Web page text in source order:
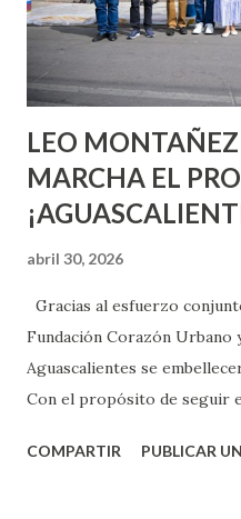
experimentarlo, pero como
experiencia te dirá,
son suficientemen...
LEO
MARCHA EL
abril 30, 2026
Gracias al esfuerzo
Fundación Corazón Urbano
Aguascalientes se
Con el propósito de seguir
municipal, Leo Montañez
COMPARTIR PUBLICAR